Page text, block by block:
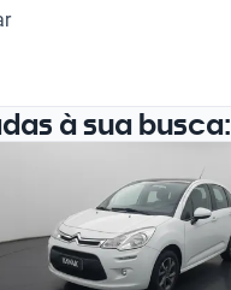
à sua busca: